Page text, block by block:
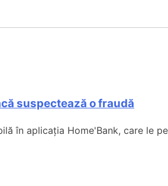
suspectează o fraudă
în aplicația Home'Bank, care le